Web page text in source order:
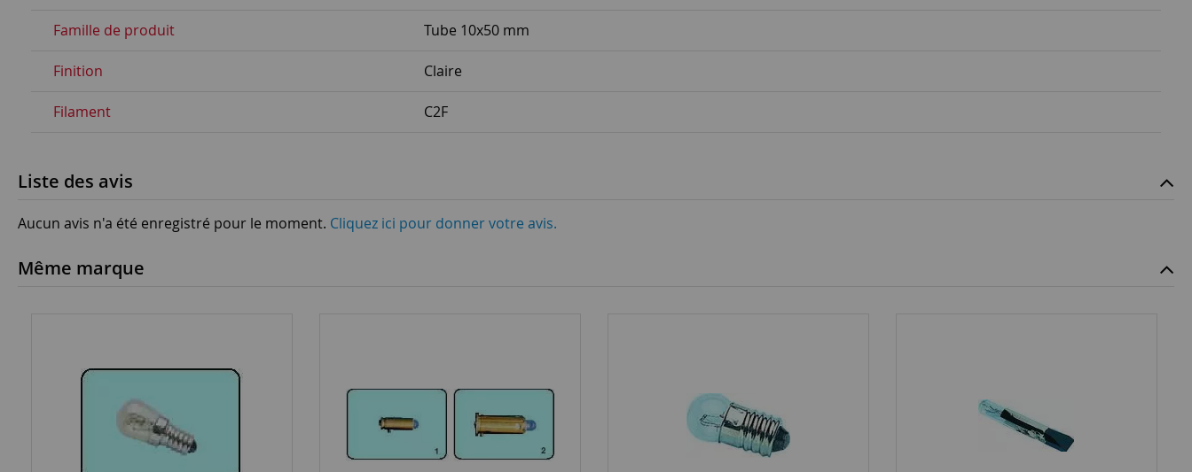
Famille de produit Tube 10x50 mm
Finition Claire
Filament C2F
Liste des avis
Aucun avis n'a été enregistré pour le moment. Cliquez ici pour donner votre avis.
Même marque